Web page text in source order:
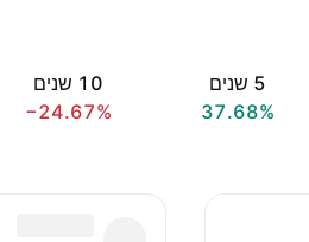
‎5‎ שנים
37.68%
‎10‎ שנים
−24.67%